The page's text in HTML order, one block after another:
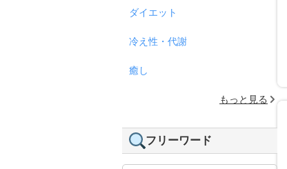
ダイエット
冷え性・代謝
癒し
もっと見る
フリーワード